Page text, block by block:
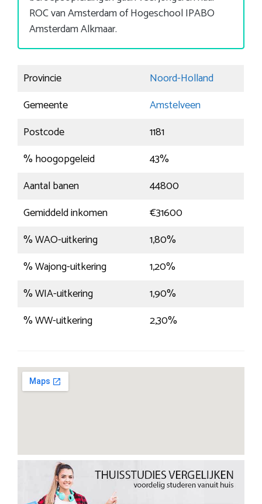
ROC van Amsterdam of Hogeschool IPABO
Amsterdam Alkmaar.
Provincie
Noord-Holland
Gemeente
Amstelveen
Postcode
1181
% hoogopgeleid
43%
Aantal banen
44800
Gemiddeld inkomen
€31600
% WAO-uitkering
1,80%
% Wajong-uitkering
1,20%
% WIA-uitkering
1,90%
% WW-uitkering
2,30%